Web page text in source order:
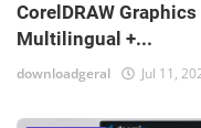
CorelDRAW
Multilingual +...
downloadgeral Jul 11,